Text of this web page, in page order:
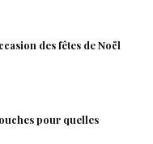
des fêtes de Noël
pour quelles